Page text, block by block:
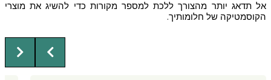
אל תדאג יותר מהצורך ללכת למספר מקורות כדי להשיג את מוצרי
הקוסמטיקה של חלומותיך.